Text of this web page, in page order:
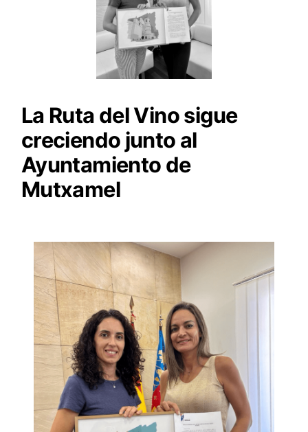
La Ruta del Vino sigue
creciendo junto al
Ayuntamiento de
Mutxamel